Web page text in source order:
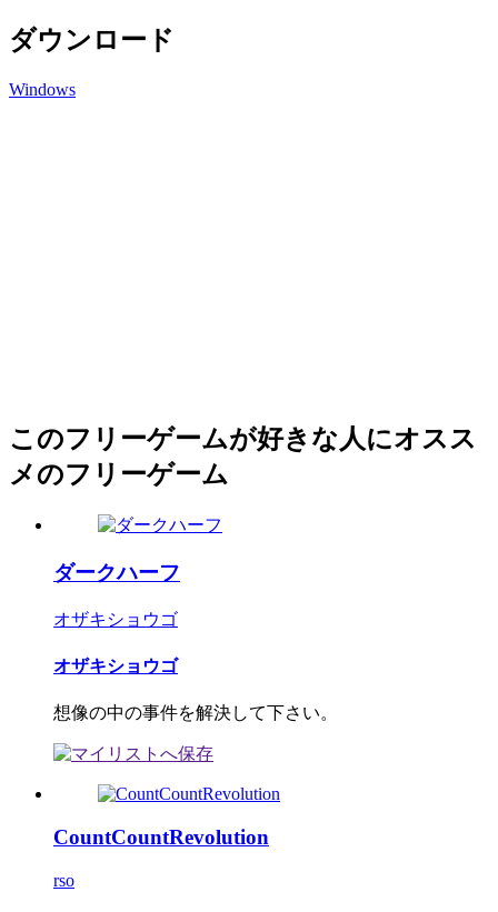
ダウンロード
Windows
このフリーゲームが好きな人にオスス
メのフリーゲーム
ダークハーフ
オザキショウゴ
オザキショウゴ
想像の中の事件を解決して下さい。
CountCountRevolution
rso